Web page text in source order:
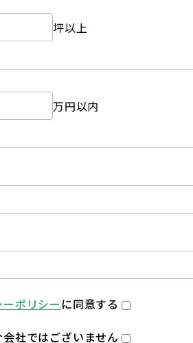
坪以上
万円以内
ポリシー に同意する
社ではございません